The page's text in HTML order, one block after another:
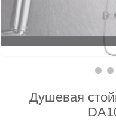
Душевая